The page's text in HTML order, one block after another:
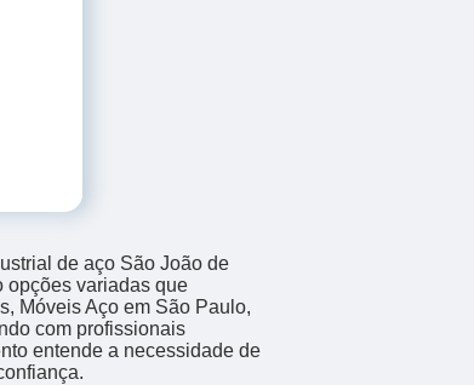
de aço São João de
opções variadas que
Móveis Aço em São Paulo,
com profissionais
entende a necessidade de